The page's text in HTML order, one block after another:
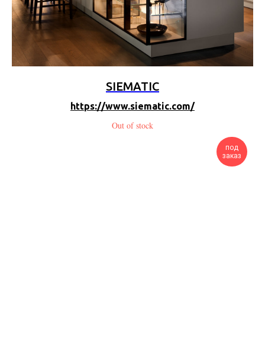
SIEMATIC
https://www.siematic.com/
Out of stock
под
заказ